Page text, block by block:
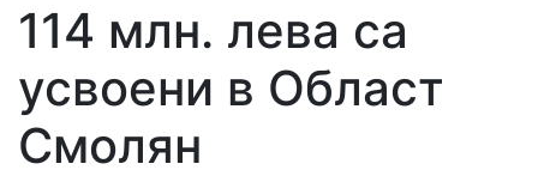
114 млн. лева са
усвоени в Област
Смолян